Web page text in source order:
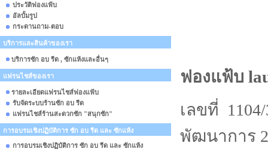
ประวัติฟองแฟ้บ
อัลบั้มรูป
กระดานถาม-ตอบ
บริการและสินค้าของเรา
บริการซัก อบ รีด , ซักแห้งและอื่นๆ
แฟรนไชส์ของเรา
รายละเอียดแฟรนไชส์ฟองแฟ้บ
รับจัดระบบร้านซัก อบ รีด
แฟรนไชส์ร้านสะดวกซัก "สนุกซัก"
การอบรมเชิงปฏิบัติการ ซัก อบ รีด และ ซักแห้ง
การอบรมเชิงปฏิบัติการ ซัก อบ รีด และ ซักแห้ง
ฟองแฟ้บ
เลขที่
พัฒนาการ